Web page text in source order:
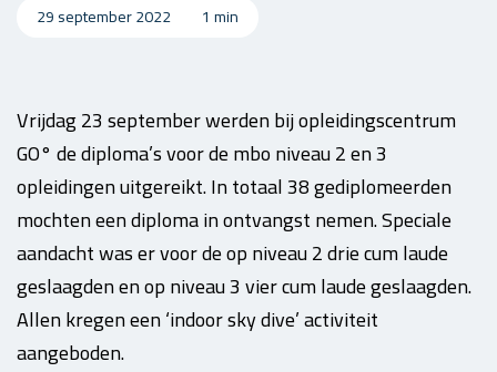
29 september 2022 1 min
Vrijdag 23 september werden bij opleidingscentrum
GO° de diploma’s voor de mbo niveau 2 en 3
opleidingen uitgereikt. In totaal 38 gediplomeerden
mochten een diploma in ontvangst nemen. Speciale
aandacht was er voor de op niveau 2 drie cum laude
geslaagden en op niveau 3 vier cum laude geslaagden.
Allen kregen een ‘indoor sky dive’ activiteit
aangeboden.